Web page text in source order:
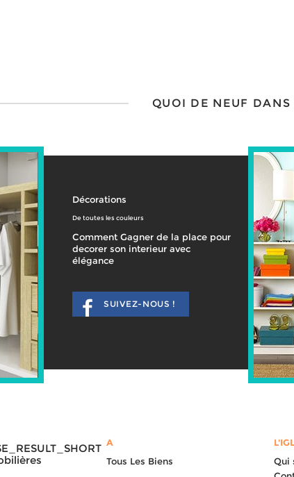
QUOI DE NEUF DANS
Décorations
De toutes les couleurs
Comment Gagner de la place pour
decorer son interieur avec
élégance
SUIVEZ-NOUS !
A
Tous Les Biens
Qui